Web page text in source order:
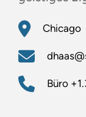
Chicago
Büro